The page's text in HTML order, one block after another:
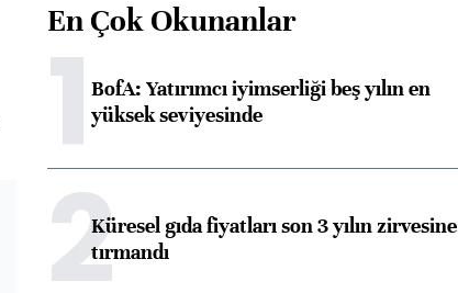
En Çok Okunanlar
1BofA: Yatırımcı iyimserliği beş yılın en
yüksek seviyesinde
2Küresel gıda fiyatları son 3 yılın zirvesine
tırmandı